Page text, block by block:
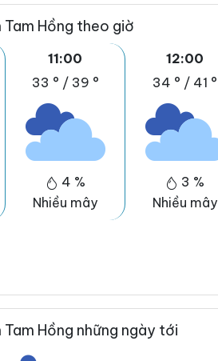
Hồng theo giờ
11:00
33 ° / 39 °
4 %
Nhiều mây
12:00
34 ° / 41 °
3 %
Nhiều mây
Hồng những ngày tới